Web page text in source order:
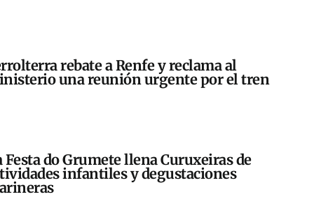
rebate a Renfe y reclama al
una reunión urgente por el tren
Festa do Grumete llena Curuxeiras de
infantiles y degustaciones